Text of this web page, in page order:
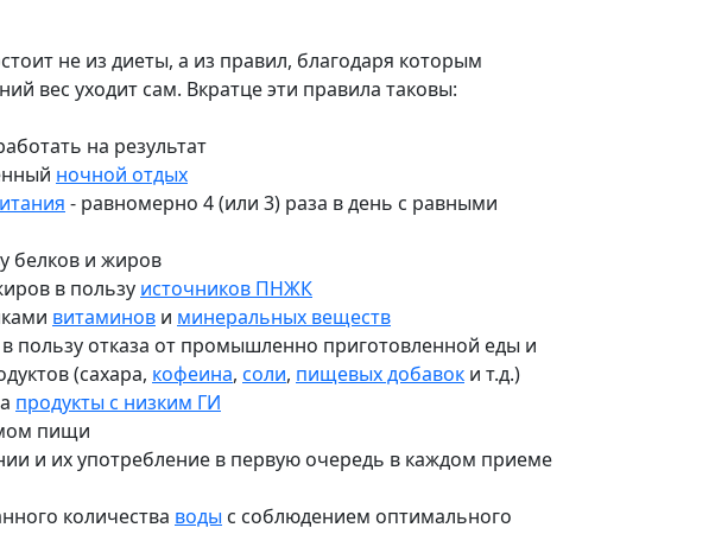
не из диеты, а из правил, благодаря которым
вес уходит сам. Вкратце эти правила таковы:
на результат
ночной отдых
- равномерно 4 (или 3) раза в день с равными
белков и жиров
в пользу источников ПНЖК
витаминов и минеральных веществ
пользу отказа от промышленно приготовленной еды и
(сахара, кофеина, соли, пищевых добавок и т.д.)
продукты с низким ГИ
пищи
и их употребление в первую очередь в каждом приеме
количества воды с соблюдением оптимального